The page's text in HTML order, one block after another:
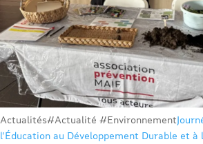
Actualités#Actualité #Environnement
l’Éducation au Développement Durable et